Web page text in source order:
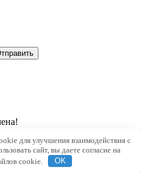
для улучшения взаимодействия с
сайт, вы даете согласие на
cookie.
OK